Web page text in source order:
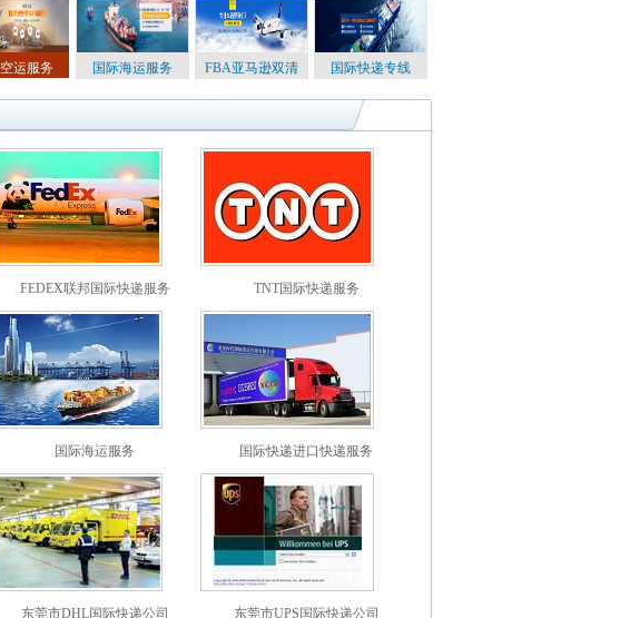
运服务 国际海运服务 FBA亚马逊双清 国际快递专线
FEDEX联邦国际快递服务 TNT国际快递服务
国际海运服务 国际快递进口快递服务
东莞市DHL国际快递公司 东莞市UPS国际快递公司